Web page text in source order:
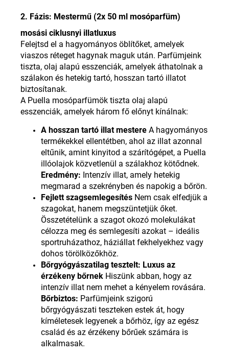
2. Fázis: Mestermű (2x 50 ml mosóparfüm)
mosási ciklusnyi illatluxus
Felejtsd el a hagyományos öblítőket, amelyek
viaszos réteget hagynak maguk után. Parfümjeink
tiszta, olaj alapú esszenciák, amelyek áthatolnak a
szálakon és hetekig tartó, hosszan tartó illatot
biztosítanak.
A Puella mosóparfümök tiszta olaj alapú
esszenciák, amelyek három fő előnyt kínálnak:
A hosszan tartó illat mestere A hagyományos
termékekkel ellentétben, ahol az illat azonnal
eltűnik, amint kinyitod a szárítógépet, a Puella
illóolajok közvetlenül a szálakhoz kötődnek.
Eredmény: Intenzív illat, amely hetekig
megmarad a szekrényben és napokig a bőrön.
Fejlett szagsemlegesítés Nem csak elfedjük a
szagokat, hanem megszüntetjük őket.
Összetételünk a szagot okozó molekulákat
célozza meg és semlegesíti azokat – ideális
sportruházathoz, háziállat fekhelyekhez vagy
dohos törölközőkhöz.
Bőrgyógyászatilag tesztelt: Luxus az
érzékeny bőrnek Hiszünk abban, hogy az
intenzív illat nem mehet a kényelem rovására.
Bőrbiztos: Parfümjeink szigorú
bőrgyógyászati teszteken estek át, hogy
kíméletesek legyenek a bőrhöz, így az egész
család és az érzékeny bőrűek számára is
alkalmasak.